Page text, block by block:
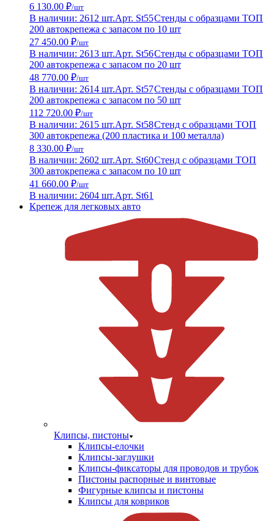
6 130.00 ₽/шт
В наличии: 2612 шт.Арт. St55Стенды с образцами ТОП
200 автокрепежа с запасом по 10 шт
27 450.00 ₽/шт
В наличии: 2613 шт.Арт. St56Стенды с образцами ТОП
200 автокрепежа с запасом по 20 шт
48 770.00 ₽/шт
В наличии: 2614 шт.Арт. St57Стенды с образцами ТОП
200 автокрепежа с запасом по 50 шт
112 720.00 ₽/шт
В наличии: 2615 шт.Арт. St58Стенд с образцами ТОП
300 автокрепежа (200 пластика и 100 металла)
8 330.00 ₽/шт
В наличии: 2602 шт.Арт. St60Стенд с образцами ТОП
300 автокрепежа с запасом по 10 шт
41 660.00 ₽/шт
В наличии: 2604 шт.Арт. St61
Крепеж для легковых авто
Клипсы, пистоны
Клипсы-елочки
Клипсы-заглушки
Клипсы-фиксаторы для проводов и трубок
Пистоны распорные и винтовые
Фигурные клипсы и пистоны
Клипсы для ковриков